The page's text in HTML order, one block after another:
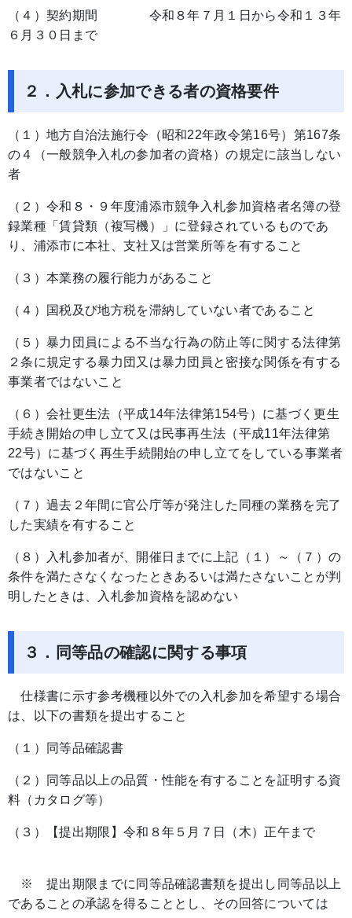
（４）契約期間 令和８年７月１日から令和１３年
６月３０日まで
２． 入札に参加できる者の資格要件
（１）地方自治法施行令（昭和22年政令第16号）第167条
の４（一般競争入札の参加者の資格）の規定に該当しない
者
（２）令和８・９年度浦添市競争入札参加資格者名簿の登
録業種「賃貸類（複写機）」に登録されているものであ
り、浦添市に本社、支社又は営業所等を有すること
（３）本業務の履行能力があること
（４）国税及び地方税を滞納していない者であること
（５）暴力団員による不当な行為の防止等に関する法律第
２条に規定する暴力団又は暴力団員と密接な関係を有する
事業者ではないこと
（６）会社更生法（平成14年法律第154号）に基づく更生
手続き開始の申し立て又は民事再生法（平成11年法律第
22号）に基づく再生手続開始の申し立てをしている事業者
ではないこと
（７）過去２年間に官公庁等が発注した同種の業務を完了
した実績を有すること
（８）入札参加者が、開催日までに上記（１）～（７）の
条件を満たさなくなったときあるいは満たさないことが判
明したときは、入札参加資格を認めない
３．同等品の確認に関する事項
仕様書に示す参考機種以外での入札参加を希望する場合
は、以下の書類を提出すること
（１）同等品確認書
（２）同等品以上の品質・性能を有することを証明する資
料（カタログ等）
（３）【提出期限】令和８年５月７日（木）正午まで
※ 提出期限までに同等品確認書類を提出し同等品以上
であることの承認を得ることとし、その回答については